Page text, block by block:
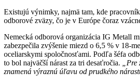
Existujú výnimky, najmä tam, kde
odborové zväzy, čo je v Európe čoraz
Nemecká odborová organizácia IG Metall
zabezpečila zvýšenie miezd o 6,5 % v 18-
oceliarskymi spoločnosťami. Podľa šéfa
to bol najväčší nárast za tri desaťročia.
znamená výraznú úľavu od prudkého